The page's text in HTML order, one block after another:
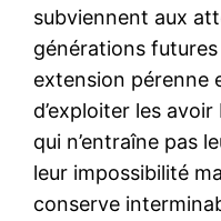
subviennent aux
générations
extension pérenne
d’exploiter les
qui n’entraîne pas
leur impossibilité
conserve